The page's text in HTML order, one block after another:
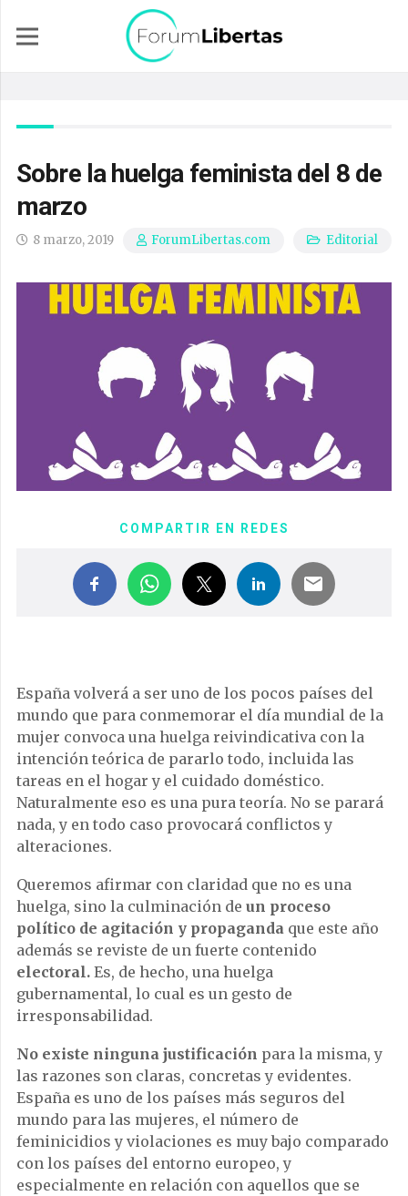
Sobre la huelga feminista del 8 de
marzo
8 marzo, 2019 ForumLibertas.com Editorial
COMPARTIR EN REDES
España volverá a ser uno de los pocos países del
mundo que para conmemorar el día mundial de la
mujer convoca una huelga reivindicativa con la
intención teórica de pararlo todo, incluida las
tareas en el hogar y el cuidado doméstico.
Naturalmente eso es una pura teoría. No se parará
nada, y en todo caso provocará conflictos y
alteraciones.
Queremos afirmar con claridad que no es una
huelga, sino la culminación de un proceso
político de agitación y propaganda que este año
además se reviste de un fuerte contenido
electoral. Es, de hecho, una huelga
gubernamental, lo cual es un gesto de
irresponsabilidad.
No existe ninguna justificación para la misma, y
las razones son claras, concretas y evidentes.
España es uno de los países más seguros del
mundo para las mujeres, el número de
feminicidios y violaciones es muy bajo comparado
con los países del entorno europeo, y
especialmente en relación con aquellos que se